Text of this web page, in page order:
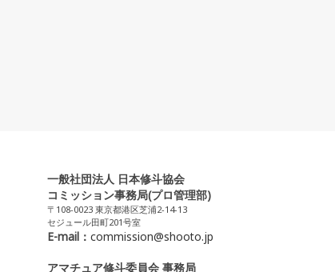
一般社団法人 日本修斗協会
コミッション事務局(プロ管理部)
〒108-0023 東京都港区芝浦2-14-13
セジュール田町201号室
E-mail： commission@shooto.jp
アマチュア修斗委員会 事務局